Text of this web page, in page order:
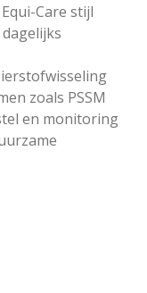
Care stijl
zoals PSSM
en monitoring